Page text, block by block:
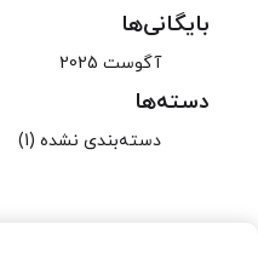
بایگانی‌ها
آگوست 2025
دسته‌ها
دسته‌بندی نشده (1)